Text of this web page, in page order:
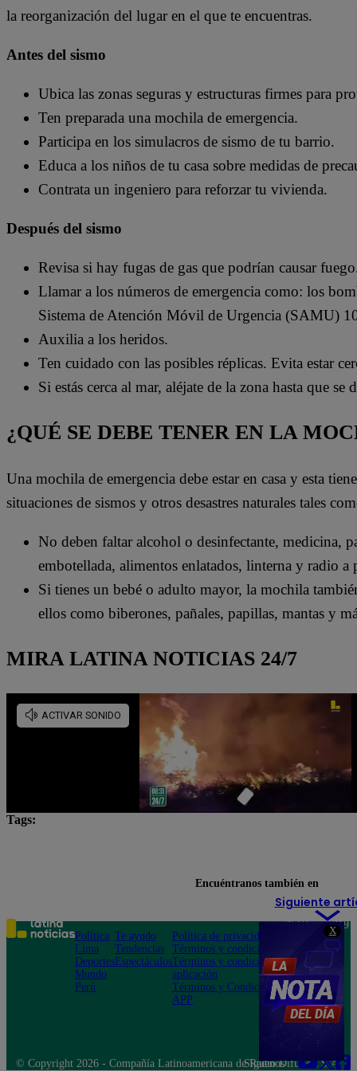
X
la reorganización del lugar en el que te encuentras.
Antes del sismo
Ubica las zonas seguras y estructuras firmes para
Ten preparada una mochila de emergencia.
Participa en los simulacros de sismo de tu barrio.
Educa a los niños de tu casa sobre medidas de
Contrata un ingeniero para reforzar tu vivienda.
Después del sismo
Revisa si hay fugas de gas que podrían causar
Llamar a los números de emergencia como: los
Sistema de Atención Móvil de Urgencia (SAMU)
Auxilia a los heridos.
Ten cuidado con las posibles réplicas. Evita estar
Si estás cerca al mar, aléjate de la zona hasta que
¿QUÉ SE DEBE TENER EN LA
Una mochila de emergencia debe estar en casa y esta
situaciones de sismos y otros desastres naturales tales
No deben faltar alcohol o desinfectante, medicina,
embotellada, alimentos enlatados, linterna y radio a
Si tienes un bebé o adulto mayor, la mochila
ellos como biberones, pañales, papillas, mantas y
MIRA LATINA NOTICIAS 24/7
Tags:
Siguiente
Encuéntranos también en
Política
Lima
Deportes
Mundo
Perú
Te ayudo
Tendencias
Espectáculos
Política de privacidad
Términos y condiciones
Términos y condiciones
aplicación
Términos y Condiciones
APP
Teléfono: 219
Av. San
Felipe 968
Jesús María
© Copyright 2026 - Compañía Latinoamericana de Radio Difusión S.A.
Síguenos